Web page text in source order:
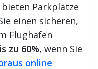
Parkplätze
einen sicheren,
Flughafen
zu 60%, wenn Sie
online